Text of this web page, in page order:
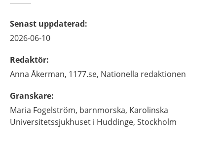
Senast uppdaterad:
2026-06-10
Redaktör:
Anna Åkerman, 1177.se, Nationella redaktionen
Granskare:
Maria Fogelström, barnmorska, Karolinska
Universitetssjukhuset i Huddinge, Stockholm